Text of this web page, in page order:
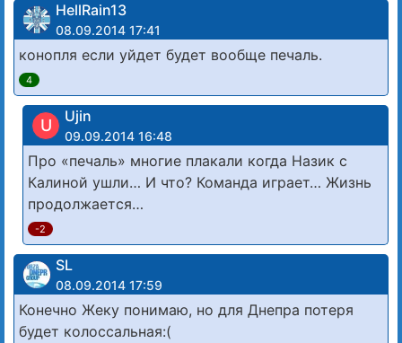
HellRain13
08.09.2014 17:41
конопля если уйдет будет вообще печаль.
4
U Ujin
09.09.2014 16:48
Про «печаль» многие плакали когда Назик с
Калиной ушли… И что? Команда играет… Жизнь
продолжается…
-2
SL
08.09.2014 17:59
Конечно Жеку понимаю, но для Днепра потеря
будет колоссальная:(